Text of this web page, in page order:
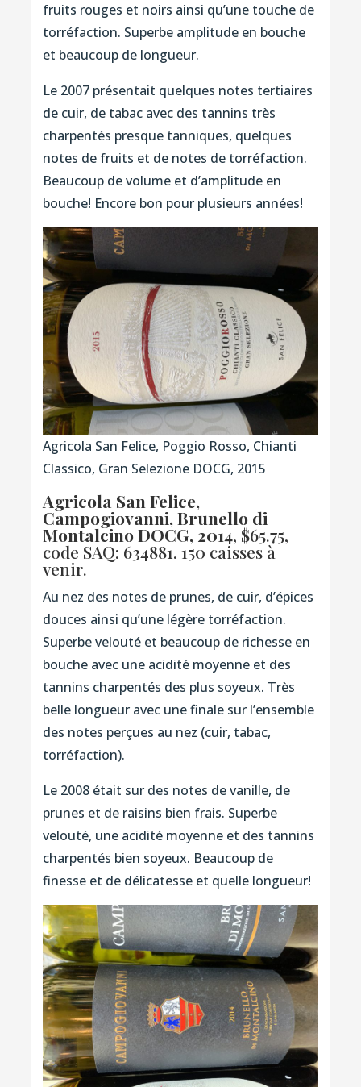
fruits rouges et noirs ainsi qu’une touche de
torréfaction. Superbe amplitude en bouche
et beaucoup de longueur.
Le 2007 présentait quelques notes tertiaires
de cuir, de tabac avec des tannins très
charpentés presque tanniques, quelques
notes de fruits et de notes de torréfaction.
Beaucoup de volume et d’amplitude en
bouche! Encore bon pour plusieurs années!
Agricola San Felice, Poggio Rosso, Chianti
Classico, Gran Selezione DOCG, 2015
Agricola San Felice,
Campogiovanni, Brunello di
Montalcino DOCG, 2014, $65.75,
code SAQ: 634881. 150 caisses à
venir.
Au nez des notes de prunes, de cuir, d’épices
douces ainsi qu’une légère torréfaction.
Superbe velouté et beaucoup de richesse en
bouche avec une acidité moyenne et des
tannins charpentés des plus soyeux. Très
belle longueur avec une finale sur l’ensemble
des notes perçues au nez (cuir, tabac,
torréfaction).
Le 2008 était sur des notes de vanille, de
prunes et de raisins bien frais. Superbe
velouté, une acidité moyenne et des tannins
charpentés bien soyeux. Beaucoup de
finesse et de délicatesse et quelle longueur!